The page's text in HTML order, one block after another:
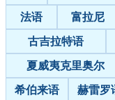
法语
富拉尼
古吉拉特语
夏威夷克里奥尔
希伯来语
赫雷